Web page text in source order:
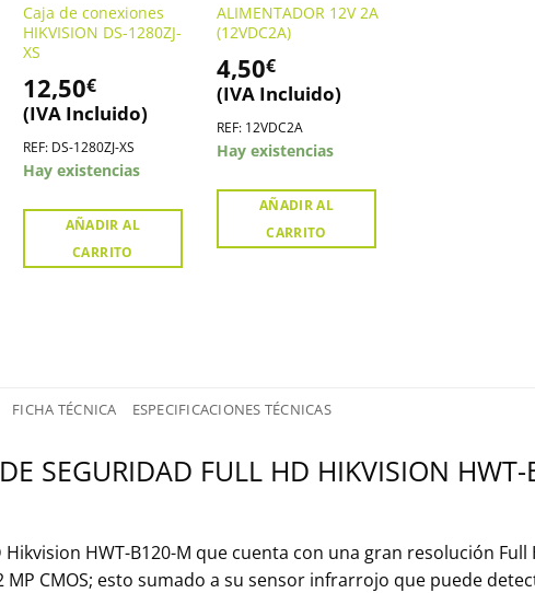
Caja de conexiones
HIKVISION DS-1280ZJ-
XS
12,50€
(IVA Incluido)
REF: DS-1280ZJ-XS
Hay existencias
AÑADIR AL
CARRITO
ALIMENTADOR 12V 2A
(12VDC2A)
4,50€
(IVA Incluido)
REF: 12VDC2A
Hay existencias
AÑADIR AL
CARRITO
FICHA TÉCNICA ESPECIFICACIONES TÉCNICAS
SEGURIDAD FULL HD HIKVISION
HWT-B120-M que cuenta con una gran resolución
CMOS; esto sumado a su sensor infrarrojo que puede